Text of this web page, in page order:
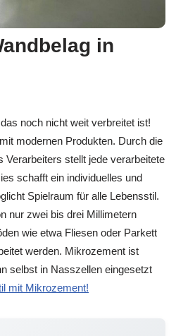
in
noch nicht weit verbreitet ist!
modernen Produkten. Durch die
Verarbeiters stellt jede verarbeitete
schafft ein individuelles und
Spielraum für alle Lebensstil.
nur zwei bis drei Millimetern
wie etwa Fliesen oder Parkett
werden. Mikrozement ist
selbst in Nasszellen eingesetzt
mit Mikrozement!